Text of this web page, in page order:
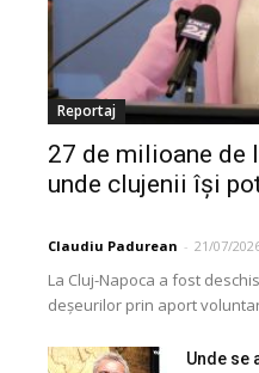
Reportaj
27 de milioane de
unde clujenii își
Claudiu Padurean - 21/07/
La Cluj-Napoca a fost
deșeurilor prin aport
Unde se